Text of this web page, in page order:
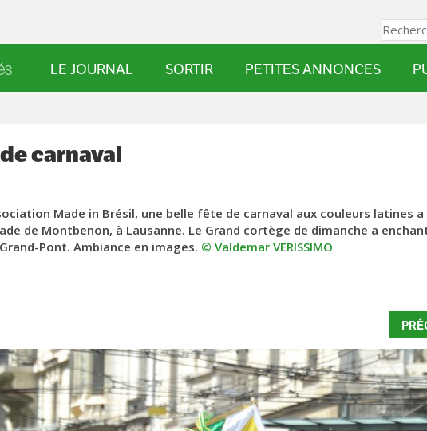
LE JOURNAL SORTIR PETITES ANNONCES
carnaval
Made in Brésil, une belle fête de carnaval aux couleurs latines
de Montbenon, à Lausanne. Le Grand cortège de dimanche a
Pont. Ambiance en images. © Valdemar VERISSIMO